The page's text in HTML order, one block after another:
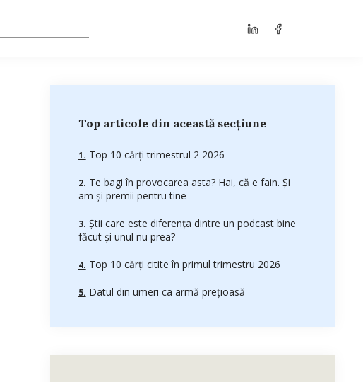
Top articole din această secțiune
Top 10 cărți trimestrul 2 2026
Te bagi în provocarea asta? Hai, că e fain. Și
am și premii pentru tine
Știi care este diferența dintre un podcast bine
făcut și unul nu prea?
Top 10 cărți citite în primul trimestru 2026
Datul din umeri ca armă prețioasă